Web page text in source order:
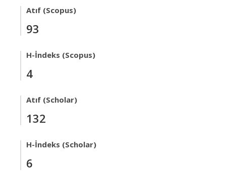
Atıf (Scopus)
93
H-İndeks (Scopus)
4
Atıf (Scholar)
132
H-İndeks (Scholar)
6